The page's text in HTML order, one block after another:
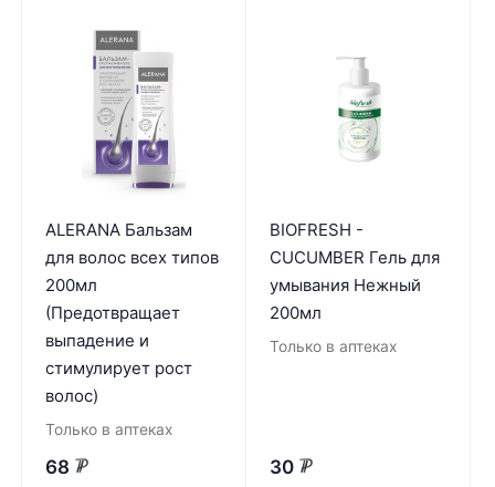
ALERANA Бальзам
для волос всех типов
200мл
(Предотвращает
выпадение и
стимулирует рост
волос)
Только в аптеках
68 ₽
BIOFRESH -
CUCUMBER Гель для
умывания Нежный
200мл
Только в аптеках
30 ₽